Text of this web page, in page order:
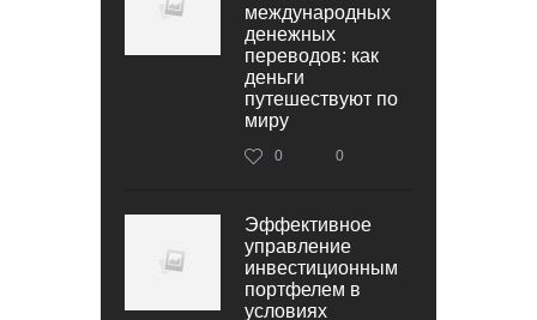
международных
денежных
переводов: как
деньги
путешествуют по
миру
0 0
Эффективное
управление
инвестиционным
портфелем в
условиях